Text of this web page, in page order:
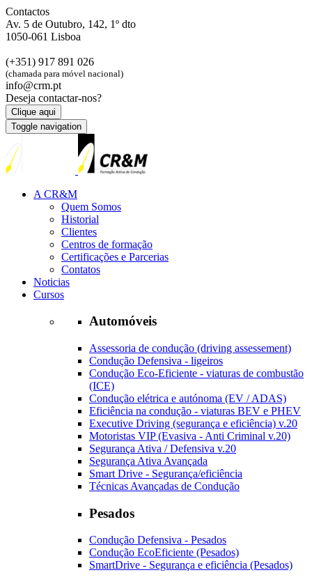
Contactos
Av. 5 de Outubro, 142, 1º dto
1050-061 Lisboa
(+351) 917 891 026
(chamada para móvel nacional)
info@crm.pt
Deseja contactar-nos?
Clique aqui
Toggle navigation
A CR&M
Quem Somos
Historial
Clientes
Centros de formação
Certificações e Parcerias
Contatos
Noticias
Cursos
Automóveis
Assessoria de condução (driving assessement)
Condução Defensiva - ligeiros
Condução Eco-Eficiente - viaturas de combustão
(ICE)
Condução elétrica e autónoma (EV / ADAS)
Eficiência na condução - viaturas BEV e PHEV
Executive Driving (segurança e eficiência) v.20
Motoristas VIP (Evasiva - Anti Criminal v.20)
Segurança Ativa / Defensiva v.20
Segurança Ativa Avançada
Smart Drive - Segurança/eficiência
Técnicas Avançadas de Condução
Pesados
Condução Defensiva - Pesados
Condução EcoEficiente (Pesados)
SmartDrive - Segurança e eficiência (Pesados)